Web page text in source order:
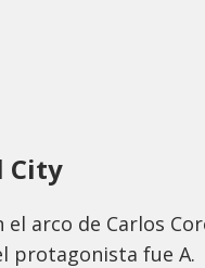
City
el arco de Carlos
protagonista fue A.